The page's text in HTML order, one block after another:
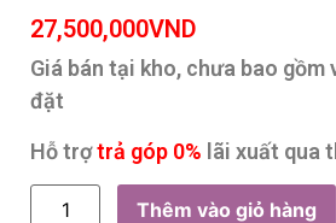
27,500,000VND
Giá bán tại kho, chưa bao gồm
đặt
Hỗ trợtrả góp 0% lãi xuất qua
Thêm vào giỏ hàng